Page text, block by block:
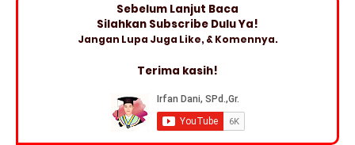
Sebelum Lanjut Baca
Silahkan Subscribe Dulu Ya!
Jangan Lupa Juga Like, & Komennya.
Terima kasih!